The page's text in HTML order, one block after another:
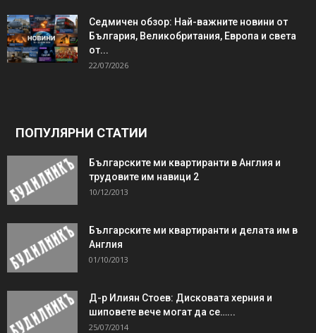
Седмичен обзор: Най-важните новини от
България, Великобритания, Европа и света
от...
22/07/2026
ПОПУЛЯРНИ СТАТИИ
Българските ми квартиранти в Англия и
трудовите им навици 2
10/12/2013
Българските ми квартиранти и делата им в
Англия
01/10/2013
Д-р Илиян Стоев: Дисковата херния и
шиповете вече могат да се…...
25/07/2014